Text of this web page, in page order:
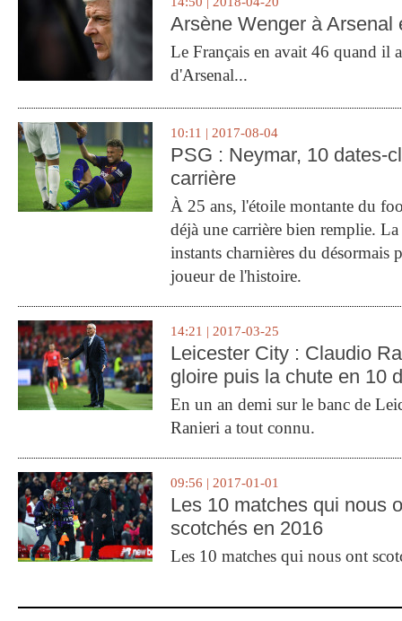
Arsène Wenger à Arsenal
Le Français en avait 46 quand il
d'Arsenal...
10:11 | 2017-08-04
PSG : Neymar, 10 dates-
carrière
À 25 ans, l'étoile montante du
déjà une carrière bien remplie.
instants charnières du désormais
joueur de l'histoire.
14:21 | 2017-03-25
Leicester City : Claudio
gloire puis la chute en 10
En un an demi sur le banc de
Ranieri a tout connu.
09:56 | 2017-01-01
Les 10 matches qui nous
scotchés en 2016
Les 10 matches qui nous ont